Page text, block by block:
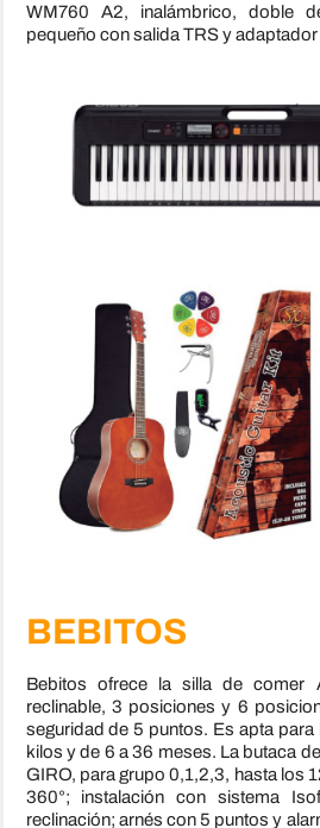
WM760 A2, inalámbrico, doble
pequeño con salida TRS y
BEBITOS
Bebitos ofrece la silla de comer
reclinable, 3 posiciones y 6
seguridad de 5 puntos. Es apta
kilos y de 6 a 36 meses. La butaca
GIRO, para grupo 0,1,2,3, hasta los
360°; instalación con sistema
reclinación; arnés con 5 puntos y